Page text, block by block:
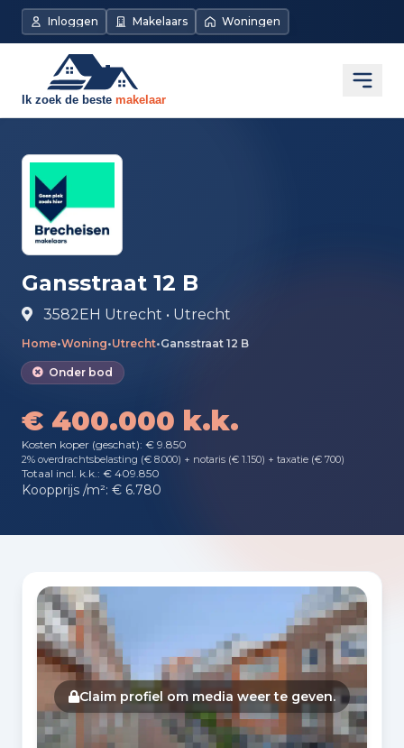
Direct naar de inhoud
Inloggen Makelaars Woningen
Gansstraat 12 B
3582EH Utrecht • Utrecht
Home•Woning•Utrecht•Gansstraat 12 B
Onder bod
€ 400.000 k.k.
Kosten koper (geschat): € 9.850
2% overdrachtsbelasting (€ 8.000) + notaris (€ 1.150) + taxatie (€ 700)
Totaal incl. k.k.: € 409.850
Koopprijs /m²: € 6.780
Fotogalerij
Claim profiel om media weer te geven.